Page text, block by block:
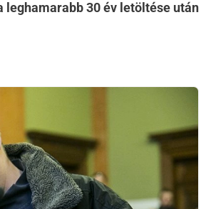
30 év letöltése után
window
a new window